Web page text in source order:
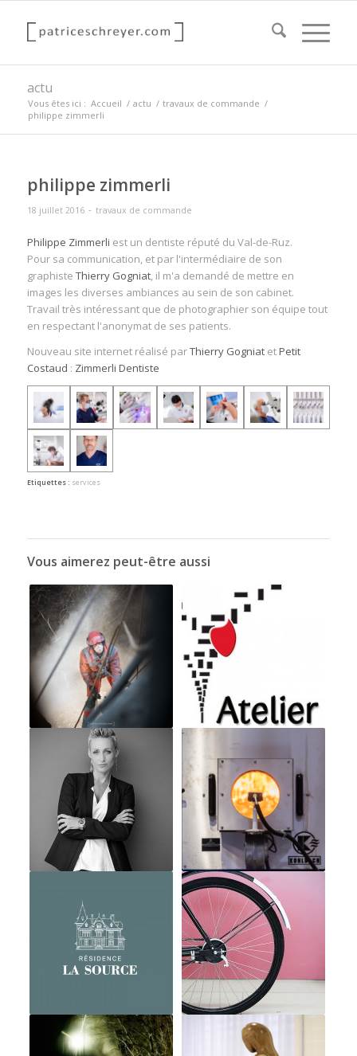
actu
Vous êtes ici : Accueil / actu / travaux de commande /
philippe zimmerli
philippe zimmerli
18 juillet 2016 - travaux de commande
Philippe Zimmerli est un dentiste réputé du Val-de-Ruz.
Pour sa communication, et par l'intermédiaire de son
graphiste Thierry Gogniat, il m'a demandé de mettre en
images les diverses ambiances au sein de son cabinet.
Travail très intéressant que de photographier son équipe tout
en respectant l'anonymat de ses patients.
Nouveau site internet réalisé parThierry GogniatetPetit
Costaud : Zimmerli Dentiste
Etiquettes : services
Vous aimerez peut-être aussi